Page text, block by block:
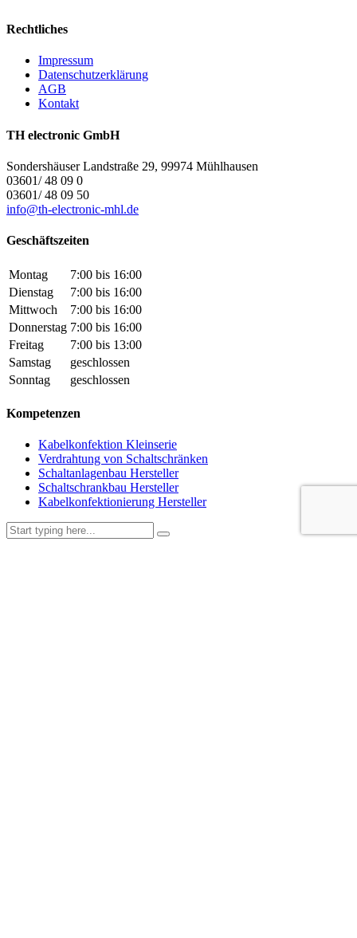
Rechtliches
Impressum
Datenschutzerklärung
AGB
Kontakt
TH electronic GmbH
Sondershäuser Landstraße 29, 99974 Mühlhausen
03601/ 48 09 0
03601/ 48 09 50
info@th-electronic-mhl.de
Geschäftszeiten
Montag
7:00 bis 16:00
Dienstag
7:00 bis 16:00
Mittwoch
7:00 bis 16:00
Donnerstag 7:00 bis 16:00
Freitag
7:00 bis 13:00
Samstag
geschlossen
Sonntag
geschlossen
Kompetenzen
Kabelkonfektion Kleinserie
Verdrahtung von Schaltschränken
Schaltanlagenbau Hersteller
Schaltschrankbau Hersteller
Kabelkonfektionierung Hersteller